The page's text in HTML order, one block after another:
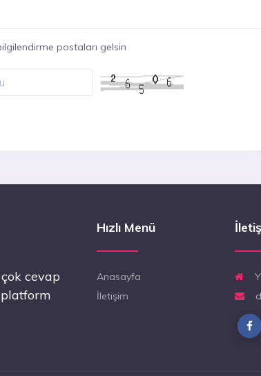
postaları gelsin
cevap
Hızlı Menü
Anasayfa
İletişim